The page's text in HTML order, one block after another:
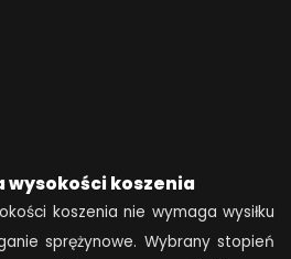
koszenia
koszenia nie wymaga wysiłku
sprężynowe. Wybrany stopień